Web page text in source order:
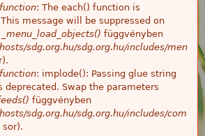
: The each() function is
message will be suppressed on
_menu_load_objects() függvényben
sdg.org.hu/sdg.org.hu/includes/men
: implode(): Passing glue string
deprecated. Swap the parameters
függvényben
sdg.org.hu/sdg.org.hu/includes/com
sor).